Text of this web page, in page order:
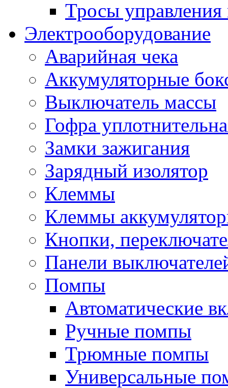
Тросы управления
Электрооборудование
Аварийная чека
Аккумуляторные
Выключатель массы
Гофра
Замки зажигания
Зарядный изолятор
Клеммы
Клеммы
Кнопки,
Панели
Помпы
Автоматические
Ручные помпы
Трюмные помпы
Универсальные